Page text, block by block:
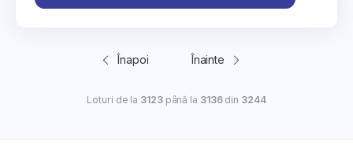
Înapoi Înainte
Loturi de la 3123până la 3136din 3244